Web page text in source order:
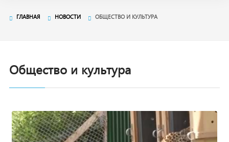
ГЛАВНАЯ НОВОСТИ ОБЩЕСТВО И КУЛЬТУРА
Общество и культура